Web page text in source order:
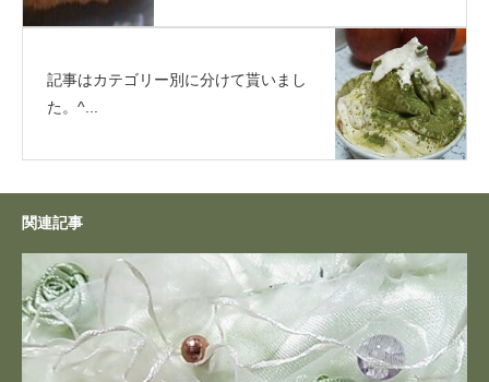
記事はカテゴリー別に分けて貰いまし
た。^...
関連記事